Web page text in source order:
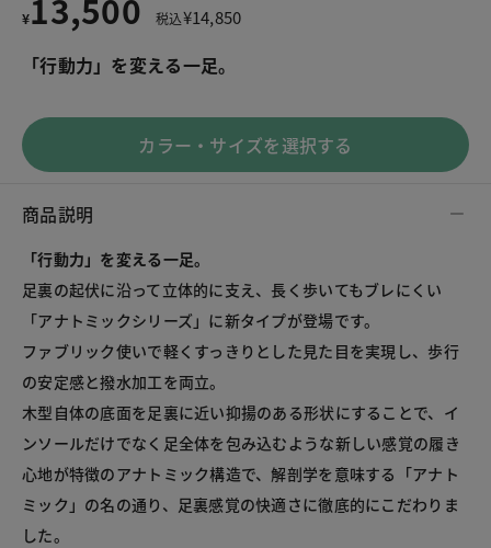
¥13,500 税込¥14,850
「行動力」を変える一足。
カラー・サイズを選択する
商品説明
「行動力」を変える一足。
足裏の起伏に沿って立体的に支え、長く歩いてもブレにくい
「アナトミックシリーズ」に新タイプが登場です。
ファブリック使いで軽くすっきりとした見た目を実現し、歩行
の安定感と撥水加工を両立。
木型自体の底面を足裏に近い抑揚のある形状にすることで、イ
ンソールだけでなく足全体を包み込むような新しい感覚の履き
心地が特徴のアナトミック構造で、解剖学を意味する「アナト
ミック」の名の通り、足裏感覚の快適さに徹底的にこだわりま
した。
アナトミック撥水スニーカー730